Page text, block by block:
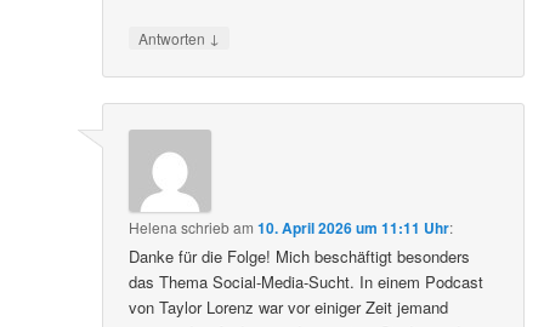
Antworten ↓
Helena schriebam10. April 2026 um 11:11 Uhr:
Danke für die Folge! Mich beschäftigt besonders
das Thema Social-Media-Sucht. In einem Podcast
von Taylor Lorenz war vor einiger Zeit jemand